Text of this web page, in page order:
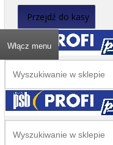
Przejdź do kasy
Włącz menu